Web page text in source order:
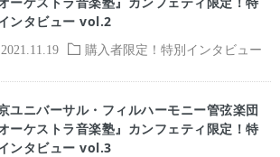
2021.11.19 購入者限定！特別インタビュー
ンタビュー vol.2
ユニバーサル・フィルハーモニー管弦楽団
オーケストラ音楽塾』カンフェティ限定！特
ンタビュー vol.3